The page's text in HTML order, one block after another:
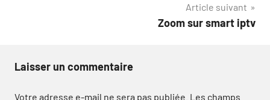
Article suivant
Zoom sur smart iptv
Laisser un commentaire
Votre adresse e-mail ne sera pas publiée. Les champs